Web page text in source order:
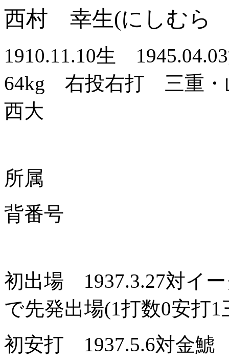
西村 幸生(にしむら
1910.11.10生 1945.04.03
64kg 右投右打 三重・
西大
所属
背番号
初出場 1937.3.27対イ
で先発出場(1打数0安打1
初安打 1937.5.6対金鯱